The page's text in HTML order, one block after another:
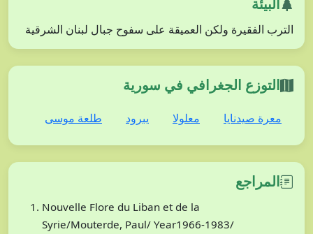
البيئة
الترب الفقيرة ولكن العميقة على سفوح جبال لبنان الشرقية
التوزع الجغرافي في سورية
معرة صيدنايا معلولا يبرود طلعة موسى
المراجع
Nouvelle Flore du Liban et de la
Syrie/Mouterde, Paul/ Year1966-1983/